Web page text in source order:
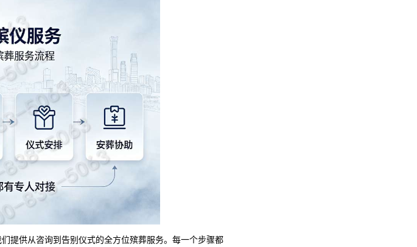
提供从咨询到告别仪式的全方位殡葬服务。每一个步骤都